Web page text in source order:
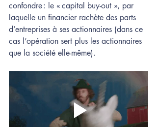
confondre : le « capital buy-out », par
laquelle un financier rachète des parts
d’entreprises à ses actionnaires (dans ce
cas l’opération sert plus les actionnaires
que la société elle-même).